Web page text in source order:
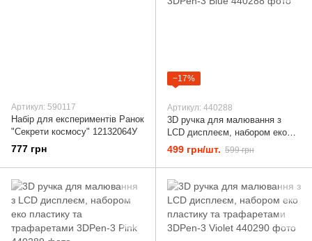
Артикул: 590117
Набір для експериментів Ранок
"Секрети космосу" 12132064У
777 грн
−17%
Артикул: 440288
3D ручка для малювання з
LCD дисплеєм, набором еко
пластику та трафаретами
3DPen-3 Blue
499 грн/шт. 599 грн